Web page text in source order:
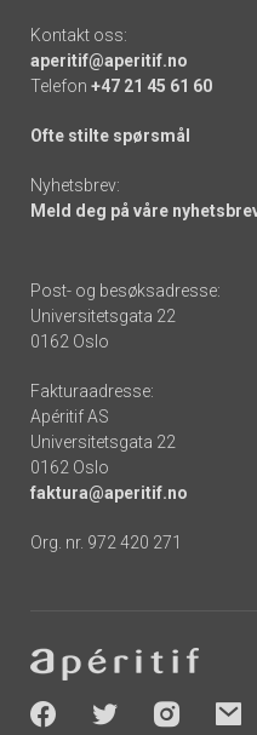
Kontakt oss:
aperitif@aperitif.no
Telefon +47 21 45 61 60
Ofte stilte spørsmål
Nyhetsbrev:
Meld deg på våre
Post- og besøksadresse:
Universitetsgata 22
0162 Oslo
Fakturaadresse:
Apéritif AS
Universitetsgata 22
0162 Oslo
faktura@aperitif.no
Org. nr. 972 420 271
-